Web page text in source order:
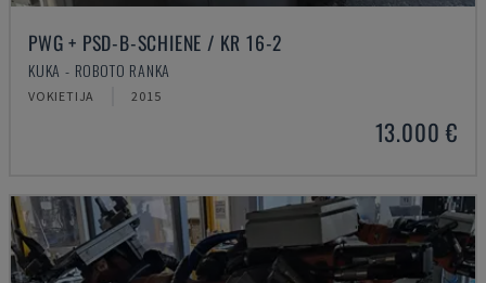
PWG + PSD-B-SCHIENE / KR 16-2
KUKA - ROBOTO RANKA
VOKIETIJA 2015
13.000 €